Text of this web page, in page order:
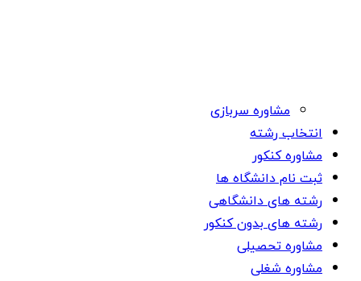
مشاوره سربازی
انتخاب رشته
مشاوره کنکور
ثبت نام دانشگاه ها
رشته های دانشگاهی
رشته های بدون کنکور
مشاوره تحصیلی
مشاوره شغلی